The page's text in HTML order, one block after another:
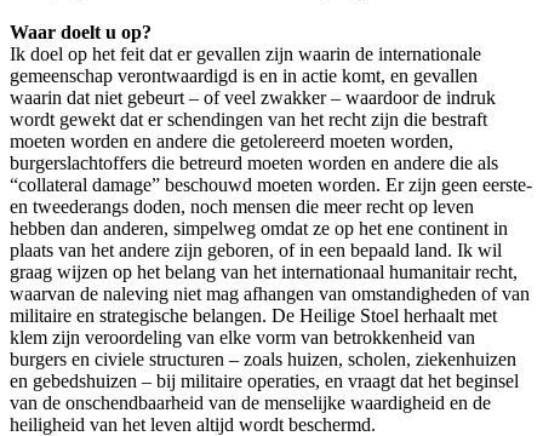
Waar doelt u op?
Ik doel op het feit dat er gevallen zijn waarin de internationale
gemeenschap verontwaardigd is en in actie komt, en gevallen
waarin dat niet gebeurt – of veel zwakker – waardoor de indruk
wordt gewekt dat er schendingen van het recht zijn die bestraft
moeten worden en andere die getolereerd moeten worden,
burgerslachtoffers die betreurd moeten worden en andere die als
“collateral damage” beschouwd moeten worden. Er zijn geen eerste-
en tweederangs doden, noch mensen die meer recht op leven
hebben dan anderen, simpelweg omdat ze op het ene continent in
plaats van het andere zijn geboren, of in een bepaald land. Ik wil
graag wijzen op het belang van het internationaal humanitair recht,
waarvan de naleving niet mag afhangen van omstandigheden of van
militaire en strategische belangen. De Heilige Stoel herhaalt met
klem zijn veroordeling van elke vorm van betrokkenheid van
burgers en civiele structuren – zoals huizen, scholen, ziekenhuizen
en gebedshuizen – bij militaire operaties, en vraagt dat het beginsel
van de onschendbaarheid van de menselijke waardigheid en de
heiligheid van het leven altijd wordt beschermd.